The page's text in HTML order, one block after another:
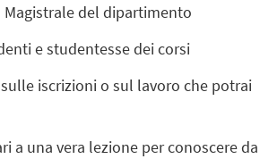
Magistrale del dipartimento
e studentesse dei corsi
iscrizioni o sul lavoro che potrai
a una vera lezione per conoscere da